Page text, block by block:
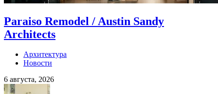
Paraiso Remodel / Austin Sandy
Architects
Архитектура
Новости
6 августа, 2026